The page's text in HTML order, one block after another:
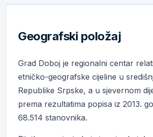
Geografski položaj
Grad Doboj je regionalni centar
etničko-geografske cijeline u
Republike Srpske, a u sjevernom
prema rezultatima popisa iz 2013.
68.514 stanovnika.